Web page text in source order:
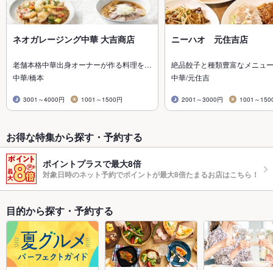
ネオガレージング中華 大吉商店
老舗本格中華出身オーナーが作る料理を…
中華/橋本
3001～4000円 1001～1500円
ニーハオ 元住吉店
絶品餃子と種類豊富なメニュ
中華/元住吉
2001～3000円 1001～
お得な特集から探す・予約する
ポイントプラスで最大8倍
対象日時のネット予約でポイントが最大8倍たまるお店はこちら！
目的から探す・予約する